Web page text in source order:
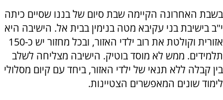
בשבת האחרונה הקיימה שבת סיום של בננו שסיים כיתה
י"ב בישיבת בני עקיבא מטה בנימין בבית אל. הישיבה היא
אזורית וקולטת את רוב ילדי האזור, ובכל מחזור יש כ-150
תלמידים. ממש לא מוסד בוטיק. הישיבה מצליחה לשלב
בין קבלה ללא תנאי של ילדי האזור, ביחד עם קיום מסלולי
לימוד שונים המאפשרים הצטיינות.